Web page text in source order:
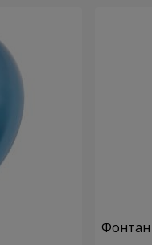
Фонтан